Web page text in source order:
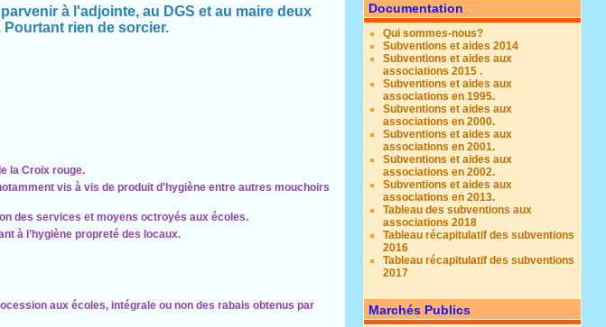
à l'adjointe, au DGS et au maire deux
rien de sorcier.
la Croix rouge.
vis à vis de produit d'hygiène entre autres mouchoirs
des services et moyens octroyés aux écoles.
à l’hygiène propreté des locaux.
aux écoles, intégrale ou non des rabais obtenus par
Documentation
Qui sommes-nous?
Subventions et aides 2014
Subventions et aides aux
associations 2015 .
Subventions et aides aux
associations en 1995.
Subventions et aides aux
associations en 2000.
Subventions et aides aux
associations en 2001.
Subventions et aides aux
associations en 2002.
Subventions et aides aux
associations en 2013.
Tableau des subventions aux
associations 2018
Tableau récapitulatif des subventions
2016
Tableau récapitulatif des subventions
2017
Marchés Publics